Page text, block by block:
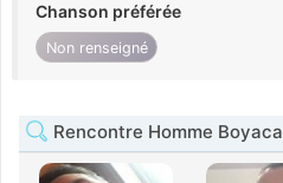
Chanson préférée
Non renseigné
Rencontre Homme Boyaca